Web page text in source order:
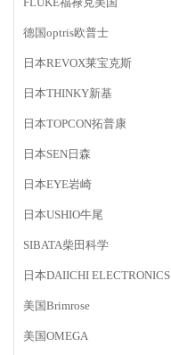
德国optris欧普士
日本REVOX莱宝克斯
日本THINKY新基
日本TOPCON拓普康
日本SEN日森
日本EYE岩崎
日本USHIO牛尾
SIBATA柴田科学
日本DAIICHI ELECTRONICS
美国Brimrose
美国OMEGA